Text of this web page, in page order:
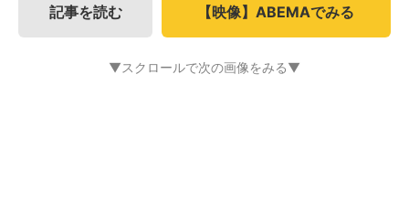
記事を読む 【映像】ABEMAでみる
▼スクロールで次の画像をみる▼